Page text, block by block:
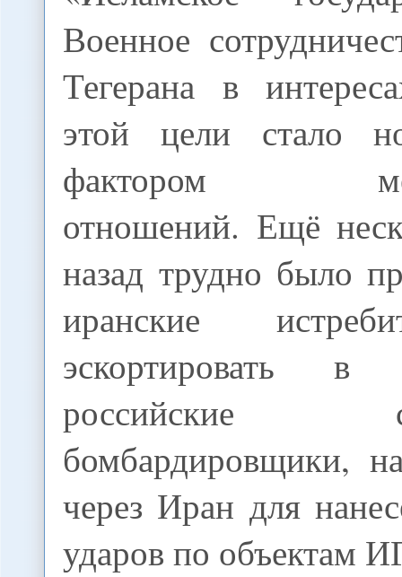
Военное
Тегерана в
этой цели стало
фактором
отношений. Ещё
назад трудно было
иранские
эскортировать
российские
бомбардировщики,
через Иран для
ударов по объектам